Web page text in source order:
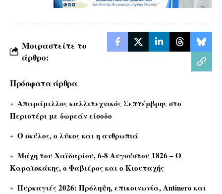
Μοιραστείτε το
άρθρο:
Πρόσφατα άρθρα
Απαράμιλλος καλλιτεχνικός Σεπτέμβρης στο
Περιστέρι με δωρεάν είσοδο
Ο σκύλος, ο λύκος και η ανθρωπιά
Μάχη του Χαϊδαρίου, 6-8 Αυγούστου 1826 – Ο
Καραϊσκάκης, ο Φαβιέρος και ο Κιουταχής
Πυρκαγιές 2026: Πρόληψη, επικοινωνία, Antinero και